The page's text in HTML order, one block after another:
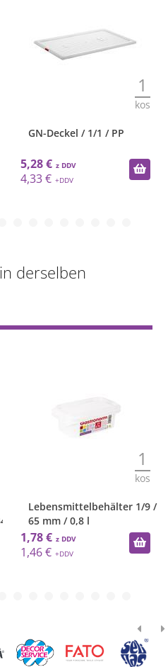
1
kos
GN-Deckel / 1/1 / PP
5,28 €
4,33 €
derselben
1/9 /